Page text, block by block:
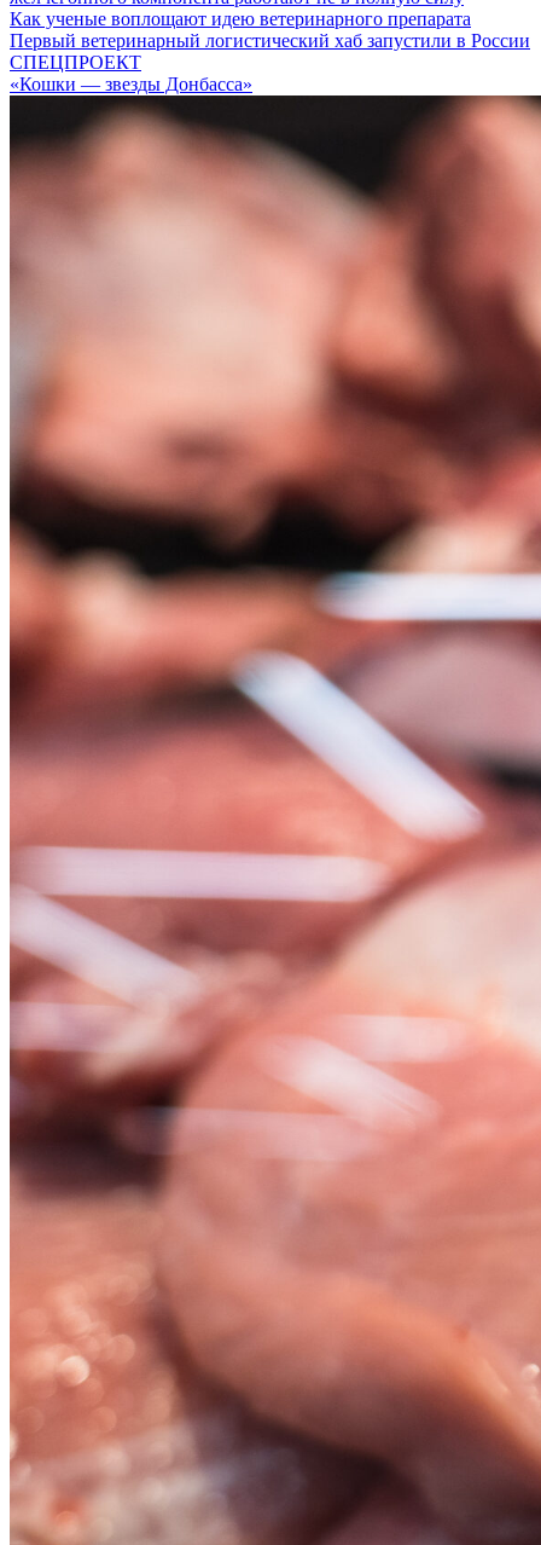
Как ученые воплощают идею ветеринарного препарата
Первый ветеринарный логистический хаб запустили в России
СПЕЦПРОЕКТ
«Кошки — звезды Донбасса»